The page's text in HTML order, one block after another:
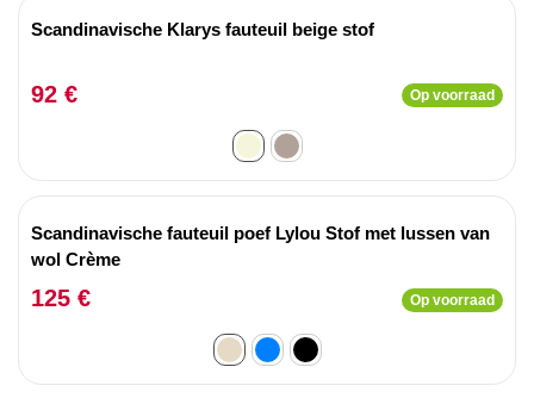
Scandinavische Klarys fauteuil beige stof
92 € Op voorraad
Scandinavische fauteuil poef Lylou Stof met lussen van
wol Crème
125 € Op voorraad